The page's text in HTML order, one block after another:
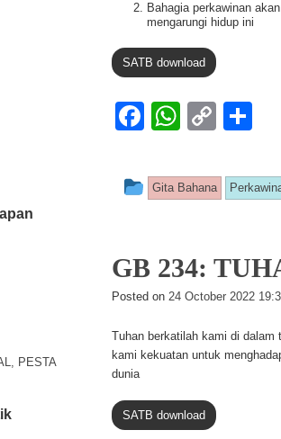
Bahagia perkawinan
mengarungi hidup ini
SATB download
F
c
e
o
o
W
at
s
p
p
C
p
y
n
k
ar
e
This entry was
Gita Bahana
GB 234:
Posted on 24 October 2022
Tuhan berkatilah kami di dalam
kami kekuatan untuk
dunia
SATB download
PESTA